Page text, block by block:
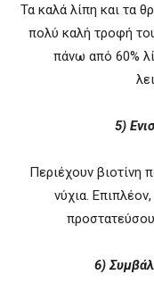
Τα καλά λίπη και τα
πολύ καλή τροφή
πάνω από 60%
5)
Περιέχουν βιοτίνη
νύχια.
6)